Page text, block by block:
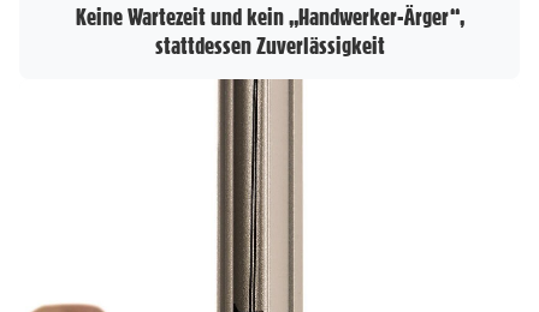
Keine Wartezeit und kein „Handwerker-Ärger“,
stattdessen Zuverlässigkeit